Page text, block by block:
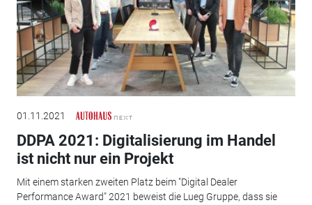
01.11.2021
DDPA 2021: Digitalisierung im Handel
ist nicht nur ein Projekt
Mit einem starken zweiten Platz beim "Digital Dealer
Performance Award" 2021 beweist die Lueg Gruppe, dass sie